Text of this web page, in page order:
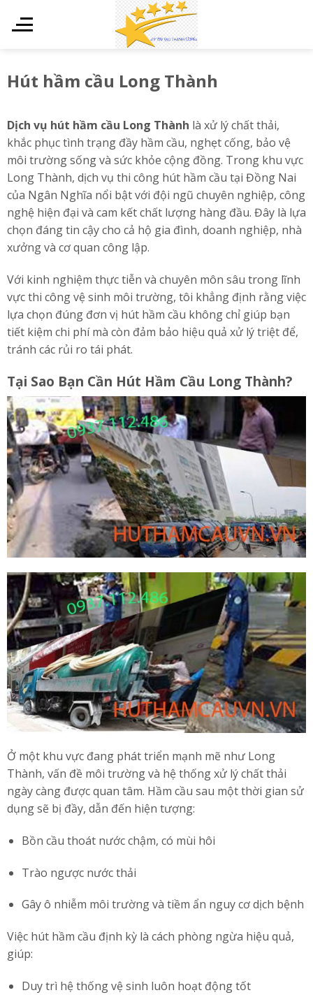
Hút hầm cầu Long Thành
Dịch vụ hút hầm cầu Long Thành là xử lý chất thải,
khắc phục tình trạng đầy hầm cầu, nghẹt cống, bảo vệ
môi trường sống và sức khỏe cộng đồng. Trong khu vực
Long Thành, dịch vụ thi công hút hầm cầu tại Đồng Nai
của Ngân Nghĩa nổi bật với đội ngũ chuyên nghiệp, công
nghệ hiện đại và cam kết chất lượng hàng đầu. Đây là lựa
chọn đáng tin cậy cho cả hộ gia đình, doanh nghiệp, nhà
xưởng và cơ quan công lập.
Với kinh nghiệm thực tiễn và chuyên môn sâu trong lĩnh
vực thi công vệ sinh môi trường, tôi khẳng định rằng việc
lựa chọn đúng đơn vị hút hầm cầu không chỉ giúp bạn
tiết kiệm chi phí mà còn đảm bảo hiệu quả xử lý triệt để,
tránh các rủi ro tái phát.
Tại Sao Bạn Cần Hút Hầm Cầu Long Thành?
Ở một khu vực đang phát triển mạnh mẽ như Long
Thành, vấn đề môi trường và hệ thống xử lý chất thải
ngày càng được quan tâm. Hầm cầu sau một thời gian sử
dụng sẽ bị đầy, dẫn đến hiện tượng:
Bồn cầu thoát nước chậm, có mùi hôi
Trào ngược nước thải
Gây ô nhiễm môi trường và tiềm ẩn nguy cơ dịch bệnh
Việc hút hầm cầu định kỳ là cách phòng ngừa hiệu quả,
giúp:
Duy trì hệ thống vệ sinh luôn hoạt động tốt